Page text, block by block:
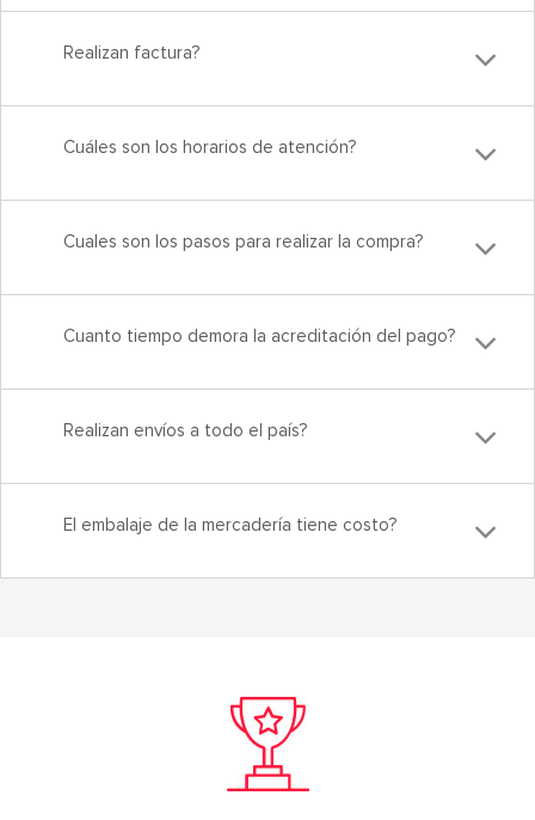
Realizan factura?
Cuáles son los horarios de atención?
Cuales son los pasos para realizar la compra?
Cuanto tiempo demora la acreditación del pago?
Realizan envíos a todo el país?
El embalaje de la mercadería tiene costo?